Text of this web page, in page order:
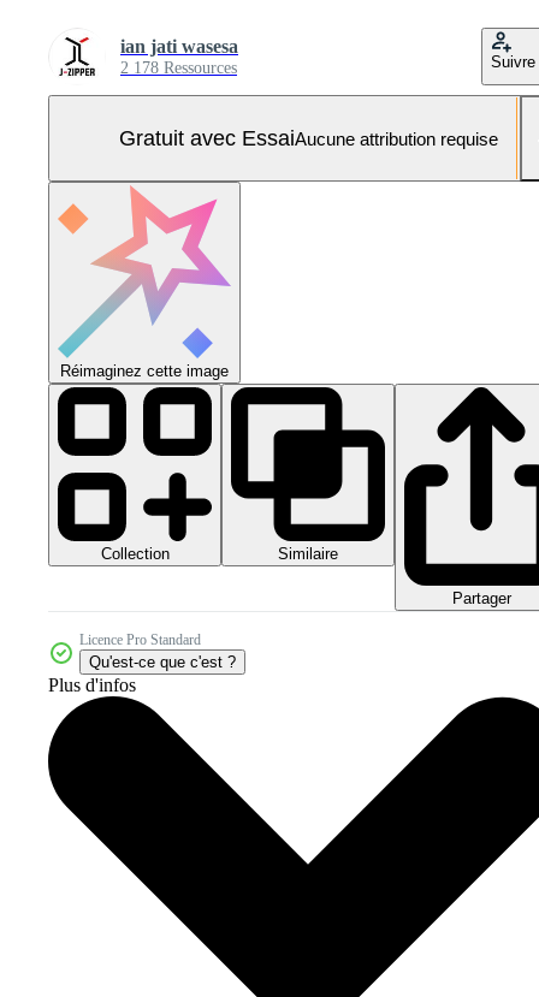
ian jati wasesa
2 178 Ressources Suivre
Gratuit avec EssaiAucune attribution requise
Réimaginez cette image
Collection Similaire
Partager
Licence Pro Standard
Qu'est-ce que c'est ?
Plus d'infos